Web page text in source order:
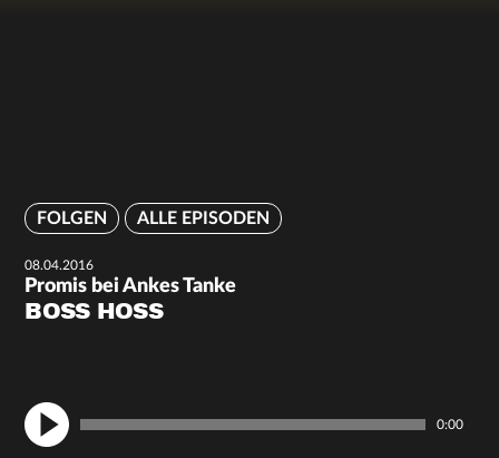
FOLGEN ALLE EPISODEN
08.04.2016
Promis bei Ankes Tanke
BOSS HOSS
0:00